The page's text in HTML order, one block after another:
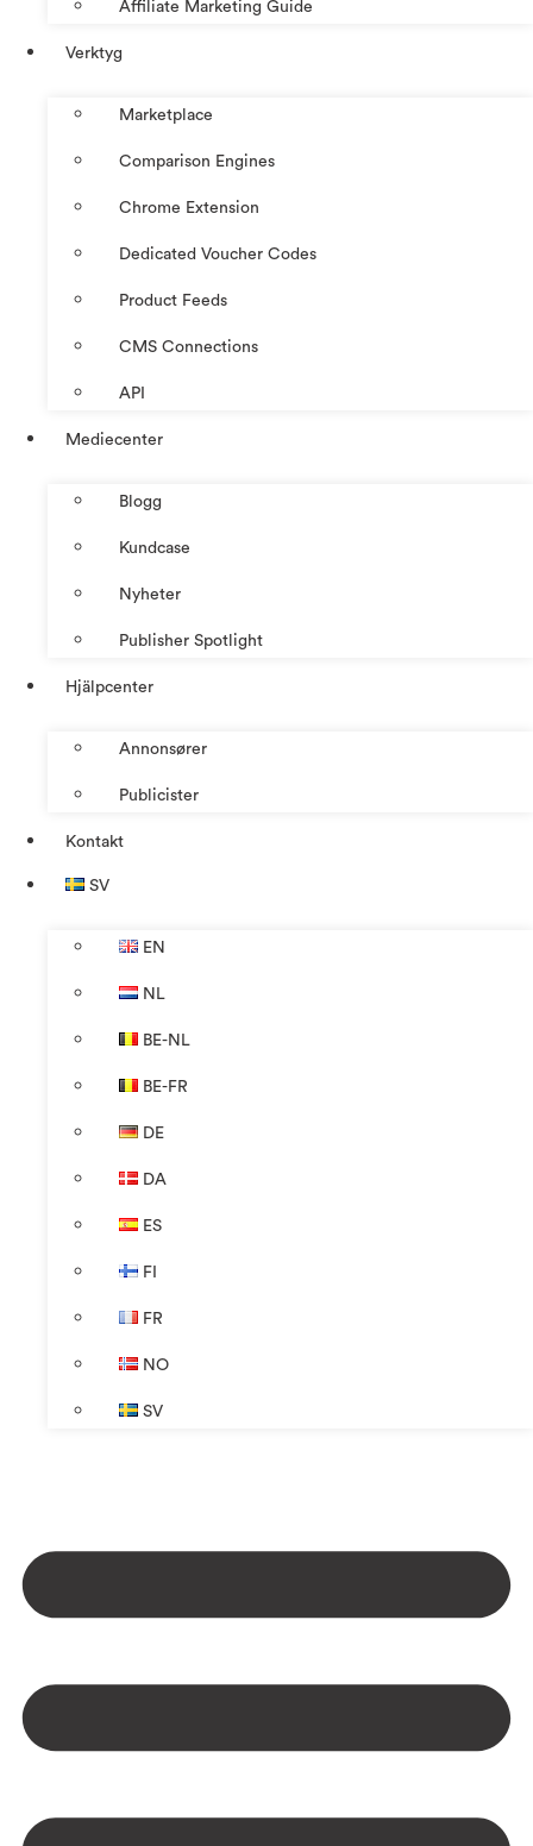
Affiliate Marketing Guide
Verktyg
Marketplace
Comparison Engines
Chrome Extension
Dedicated Voucher Codes
Product Feeds
CMS Connections
API
Mediecenter
Blogg
Kundcase
Nyheter
Publisher Spotlight
Hjälpcenter
Annonsører
Publicister
Kontakt
SV
EN
NL
BE-NL
BE-FR
DE
DA
ES
FI
FR
NO
SV